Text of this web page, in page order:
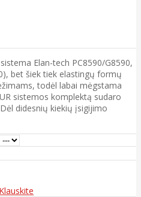
Elan-tech PC8590/G8590,
bet šiek tiek elastingų formų
todėl labai mėgstama
sistemos komplektą sudaro
didesnių kiekių įsigijimo
Klauskite